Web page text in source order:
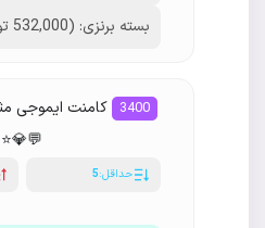
بسته برنزی: (532,000 تومان)
3400
کامنت ایموجی
💬💎⭐️
حداقل:5